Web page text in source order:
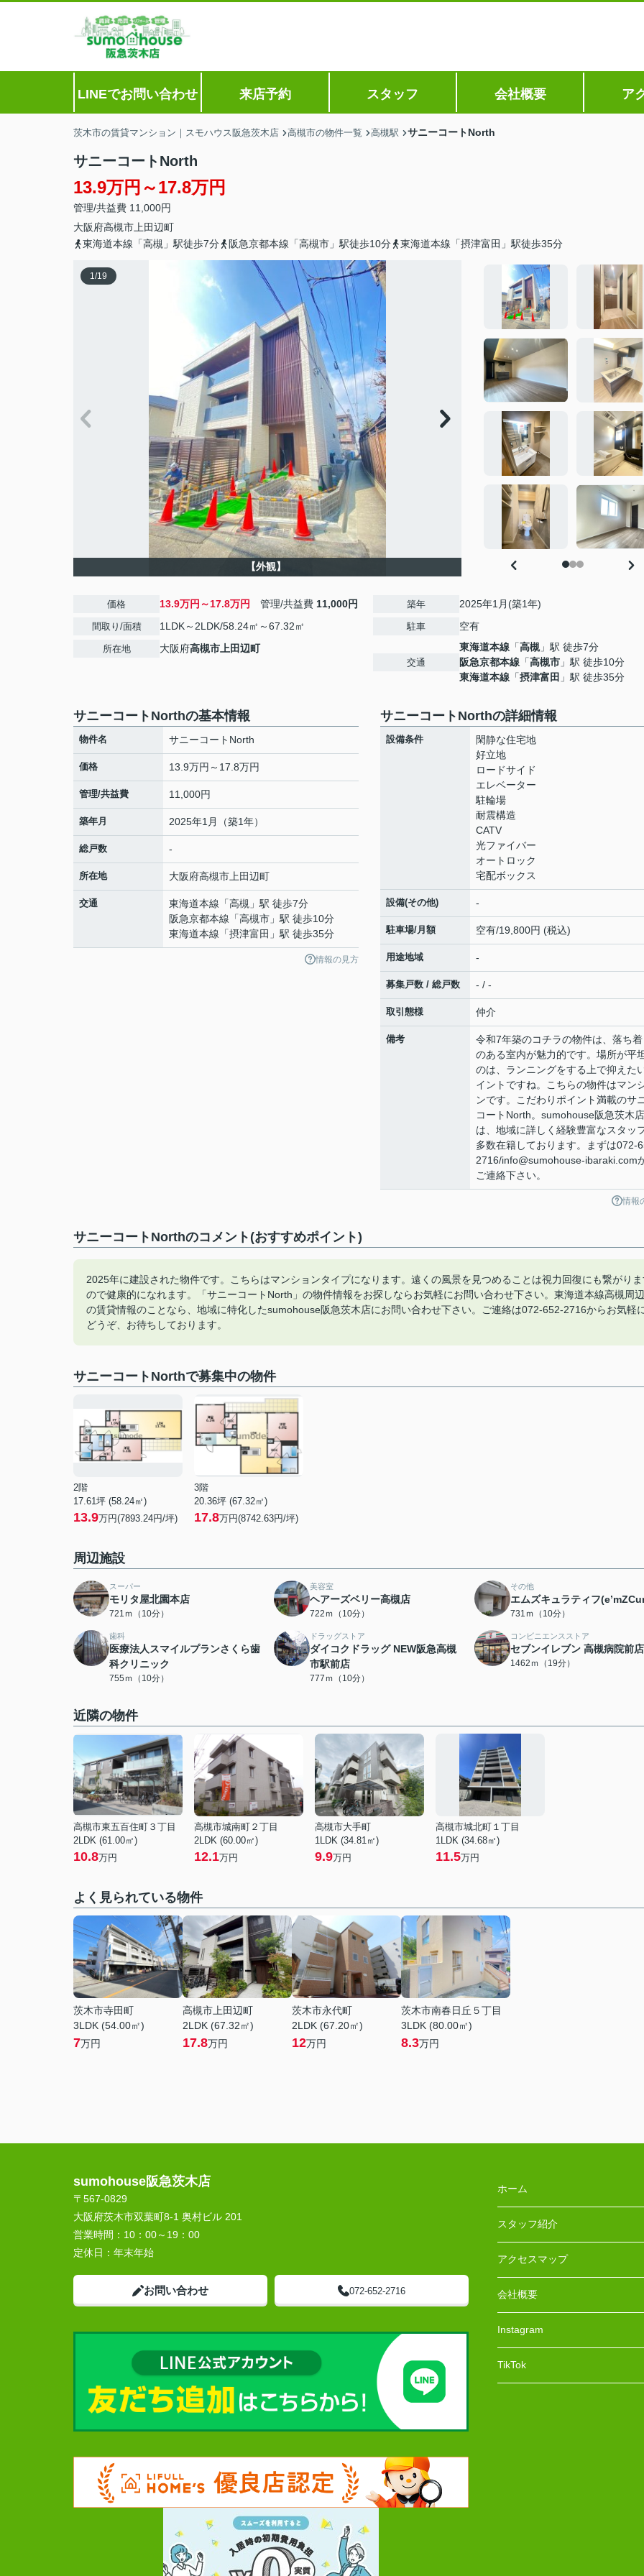
LINEでお問い合わせ 来店予約 スタッフ 会社概要 ア
茨木市の賃貸マンション｜スモハウス阪急茨木店 高槻市の物件一覧 高槻駅 サニーコートNorth
サニーコートNorth
13.9万円～17.8万円
管理/共益費 11,000円
大阪府高槻市 上田辺町
東海道本線「高槻」駅徒歩7分
阪急京都本線「高槻市」駅徒歩10分 東海道本線「摂津富田」駅徒歩35分
1/19
【外観】
価格 13.9万円～17.8万円 管理/共益費 11,000円
間取り/面積 1LDK～2LDK/58.24㎡～67.32㎡
所在地 大阪府高槻市 上田辺町
築年 2025年1月(築1年)
駐車 空有
交通
東海道本線 「高槻 」駅 徒歩7分
阪急京都本線 「高槻市 」駅 徒歩10分
東海道本線 「摂津富田 」駅 徒歩35分
サニーコートNorthの基本情報
物件名 サニーコートNorth
価格 13.9万円～17.8万円
管理/共益費 11,000円
築年月 2025年1月（築1年）
総戸数 -
所在地 大阪府高槻市 上田辺町
交通 東海道本線 「高槻 」駅 徒歩7分
阪急京都本線 「高槻市 」駅 徒歩10分
東海道本線 「摂津富田 」駅 徒歩35分
情報の見方
サニーコートNorthの詳細情報
設備条件
閑静な住宅地
好立地
ロードサイド
エレベーター
駐輪場
耐震構造
CATV
光ファイバー
オートロック
宅配ボックス
設備(その他) -
駐車場/月額 空有/19,800円 (税込)
用途地域 -
募集戸数 / 総戸数 - / -
取引態様 仲介
備考
令和7年築のコチラの物件は、落ち着
のある室内が魅力的です。場所が平
のは、ランニングをする上で抑えた
イントですね。こちらの物件はマン
ンです。こだわりポイント満載のサ
コートNorth。sumohouse阪急茨木
は、地域に詳しく経験豊富なスタッ
多数在籍しております。まずは072-
2716/info@sumohouse-ibaraki.com
ご連絡下さい。
情報
サニーコートNorthのコメント(おすすめポイント)
2025年に建設された物件です。こちらはマンションタイプになります。遠くの風景を見つめることは視力回復にも繋がりま
ので健康的になれます。「サニーコートNorth」の物件情報をお探しならお気軽にお問い合わせ下さい。東海道本線高槻周辺
の賃貸情報のことなら、地域に特化したsumohouse阪急茨木店にお問い合わせ下さい。ご連絡は072-652-2716からお気軽
どうぞ、お待ちしております。
サニーコートNorthで募集中の物件
2階
17.61坪 (58.24㎡)
13.9万円(7893.24円/坪)
3階
20.36坪 (67.32㎡)
17.8万円(8742.63円/坪)
周辺施設
スーパー
モリタ屋北園本店
721ｍ（10分）
美容室
ヘアーズベリー高槻店
722ｍ（10分）
その他
エムズキュラティフ
731ｍ（10分）
歯科
医療法人スマイルプランさくら歯
科クリニック
755ｍ（10分）
ドラッグストア
ダイコクドラッグ NEW阪急高槻
市駅前店
777ｍ（10分）
コンビニエンスストア
セブンイレブン 高槻病院前店
1462ｍ（19分）
近隣の物件
高槻市東五百住町３丁目
2LDK (61.00㎡)
10.8万円
高槻市城南町２丁目
2LDK (60.00㎡)
12.1万円
高槻市大手町
1LDK (34.81㎡)
9.9万円
高槻市城北町１丁目
1LDK (34.68㎡)
11.5万円
よく見られている物件
茨木市寺田町
3LDK (54.00㎡)
7万円
高槻市上田辺町
2LDK (67.32㎡)
17.8万円
茨木市永代町
2LDK (67.20㎡)
12万円
茨木市南春日丘５丁目
3LDK (80.00㎡)
8.3万円
sumohouse阪急茨木店
〒567-0829
大阪府茨木市双葉町8-1 奥村ビル 201
営業時間： 10：00～19：00
定休日： 年末年始
お問い合わせ 072-652-2716
ホーム
スタッフ紹介
アクセスマップ
会社概要
Instagram
TikTok